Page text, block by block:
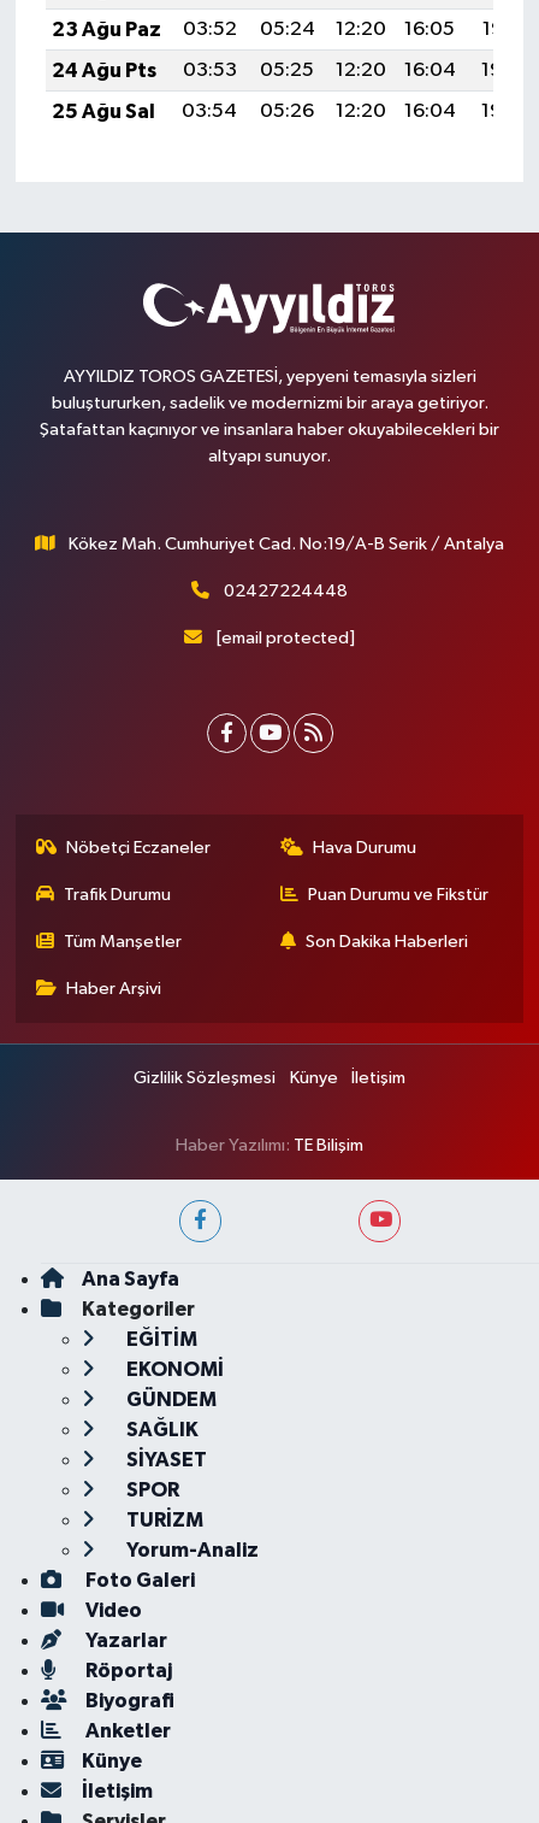
23 Ağu Paz
03:52 05:24 12:20 16:05
19:07
24 Ağu Pts
03:53 05:25 12:20 16:04
19:05
25 Ağu Sal
03:54 05:26 12:20 16:04 19:04
AYYILDIZ TOROS GAZETESİ, yepyeni temasıyla sizleri
buluştururken, sadelik ve modernizmi bir araya getiriyor.
Şatafattan kaçınıyor ve insanlara haber okuyabilecekleri bir
altyapı sunuyor.
Kökez Mah. Cumhuriyet Cad. No:19/A-B Serik / Antalya
02427224448
[email protected]
Nöbetçi Eczaneler Hava Durumu
Trafik Durumu Puan Durumu ve Fikstür
Tüm Manşetler Son Dakika Haberleri
Haber Arşivi
Gizlilik Sözleşmesi Künye İletişim
Haber Yazılımı: TE Bilişim
Ana Sayfa
Kategoriler
EĞİTİM
EKONOMİ
GÜNDEM
SAĞLIK
SİYASET
SPOR
TURİZM
Yorum-Analiz
Foto Galeri
Video
Yazarlar
Röportaj
Biyografi
Anketler
Künye
İletişim